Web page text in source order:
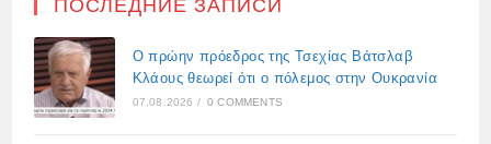
ПОСЛЕДНИЕ ЗАПИСИ
Ο πρώην πρόεδρος της Τσεχίας Βάτσλαβ
Κλάους θεωρεί ότι ο πόλεμος στην Ουκρανία
07.08.2026 / 0 COMMENTS